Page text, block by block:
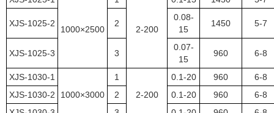
1000×2500 2-200
XJS-1025-2 2
0.08-
15
1450 5-7
XJS-1025-3 3
0.07-
15
960 6-8
XJS-1030-1
1000×3000
1
2-200
0.1-20 960
6-8
XJS-1030-2
2 0.1-20 960
6-8